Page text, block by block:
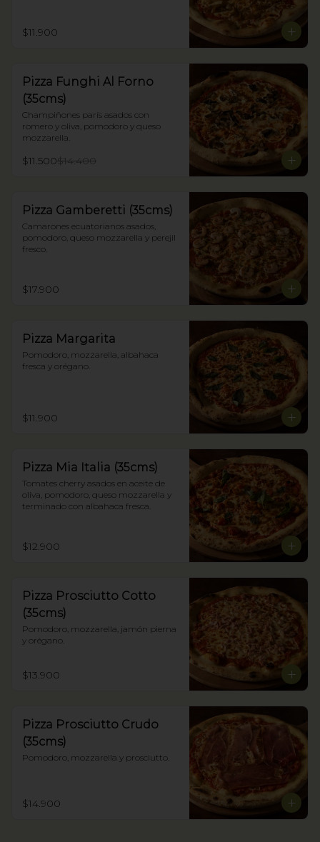
$11.900
Pizza Funghi Al Forno
(35cms)
Champiñones parís asados con
romero y oliva, pomodoro y queso
mozzarella.
$11.500$14.400
Pizza Gamberetti (35cms)
Camarones ecuatorianos asados,
pomodoro, queso mozzarella y perejil
fresco.
$17.900
Pizza Margarita
Pomodoro, mozzarella, albahaca
fresca y orégano.
$11.900
Pizza Mia Italia (35cms)
Tomates cherry asados en aceite de
oliva, pomodoro, queso mozzarella y
terminado con albahaca fresca.
$12.900
Pizza Prosciutto Cotto
(35cms)
Pomodoro, mozzarella, jamón pierna
y orégano.
$13.900
Pizza Prosciutto Crudo
(35cms)
Pomodoro, mozzarella y prosciutto.
$14.900